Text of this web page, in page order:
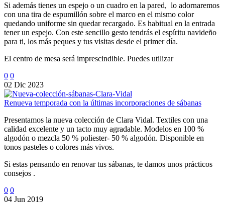
Si además tienes un espejo o un cuadro en la pared, lo adornaremos
con una tira de espumillón sobre el marco en el mismo color
quedando uniforme sin quedar recargado. Es habitual en la entrada
tener un espejo. Con este sencillo gesto tendrás el espíritu navideño
para ti, los más peques y tus visitas desde el primer día.
El centro de mesa será imprescindible. Puedes utilizar
0 0
02 Dic 2023
Renueva temporada con la últimas incorporaciones de sábanas
Presentamos la nueva colección de Clara Vidal. Textiles con una
calidad excelente y un tacto muy agradable. Modelos en 100 %
algodón o mezcla 50 % poliester- 50 % algodón. Disponible en
tonos pasteles o colores más vivos.
Si estas pensando en renovar tus sábanas, te damos unos prácticos
consejos .
0 0
04 Jun 2019